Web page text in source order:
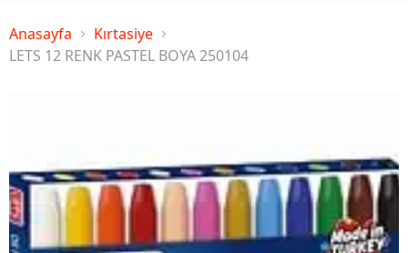
Anasayfa
Kırtasiye
LETS 12 RENK PASTEL BOYA 250104